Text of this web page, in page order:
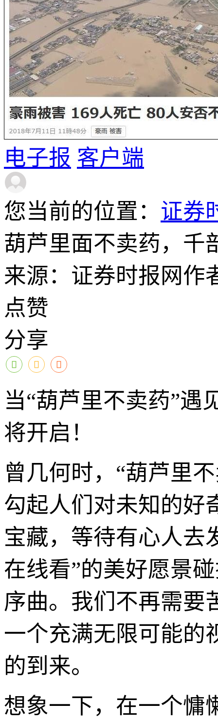
电子报 客户端
您当前的位置： 证券
葫芦里面不卖药，千
来源：证券时报网作
点赞
分享
当“葫芦里不卖药”遇
将开启！
曾几何时，“葫芦里
勾起人们对未知的好
宝藏，等待有心人去
在线看”的美好愿景
序曲。我们不再需要
一个充满无限可能的
的到来。
想象一下，在一个慵